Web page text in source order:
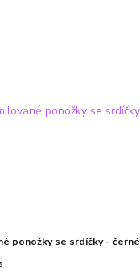
ponožky se srdíčky - černé